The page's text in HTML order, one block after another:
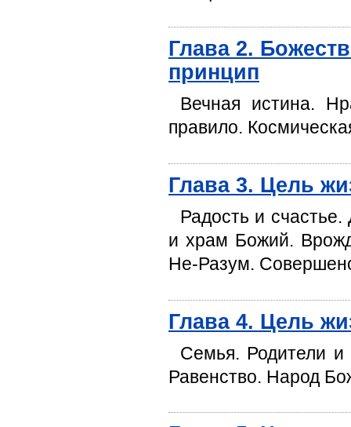
Глава 2.
принцип
Вечная истина.
правило.
Глава 3. Цель
Радость и
и храм Божий.
Не-Разум.
Глава 4. Цель
Семья. Родители
Равенство. Народ